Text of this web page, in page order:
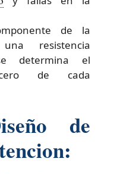
de la
resistencia
determina el
de cada
de